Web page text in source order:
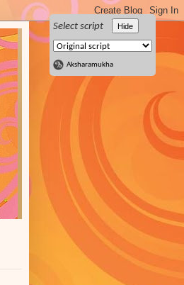
Select script Hide
Aksharamukha